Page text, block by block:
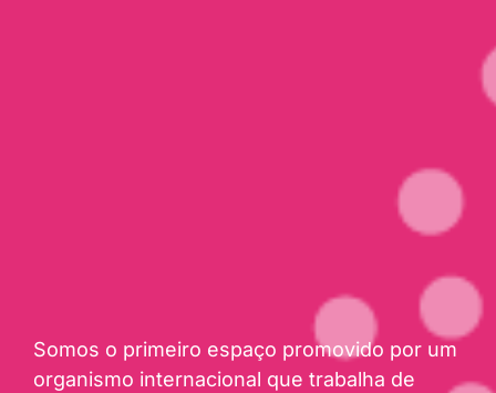
Somos o primeiro espaço promovido por um
organismo internacional que trabalha de